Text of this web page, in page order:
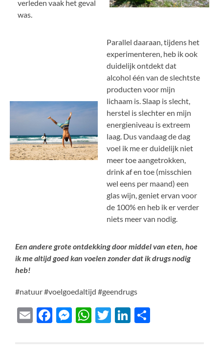
verleden vaak het geval
was.
Parallel daaraan, tijdens het
experimenteren, heb ik ook
duidelijk ontdekt dat
alcohol één van de slechtste
producten voor mijn
lichaam is. Slaap is slecht,
herstel is slechter en mijn
energieniveau is extreem
laag. Dus vandaag de dag
voel ik me er duidelijk niet
meer toe aangetrokken,
drink af en toe (misschien
wel eens per maand) een
glas wijn, geniet ervan voor
de 100% en heb ik er verder
niets meer van nodig.
Een andere grote ontdekking door middel van eten, hoe
ik me altijd goed kan voelen zonder dat ik drugs nodig
heb!
#natuur #voelgoedaltijd #geendrugs
EmailFacebook
Messenger
WhatsApp
TwitterLinkedIn